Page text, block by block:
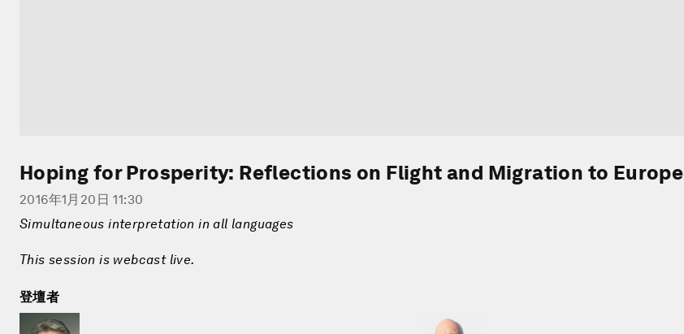
Hoping for Prosperity: Reflections on Flight and Migration to Europe
2016年1月20日 11:30
Simultaneous interpretation in all languages
This session is webcast live.
登壇者